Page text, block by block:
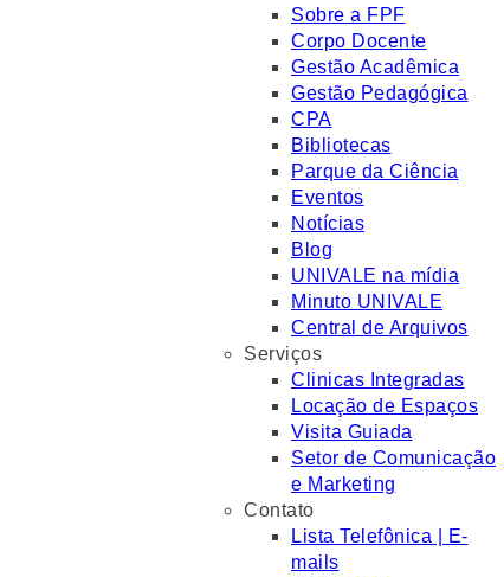
Sobre a FPF
Corpo Docente
Gestão Acadêmica
Gestão Pedagógica
CPA
Bibliotecas
Parque da Ciência
Eventos
Notícias
Blog
UNIVALE na mídia
Minuto UNIVALE
Central de Arquivos
Serviços
Clinicas Integradas
Locação de Espaços
Visita Guiada
Setor de Comunicação
e Marketing
Contato
Lista Telefônica | E-
mails